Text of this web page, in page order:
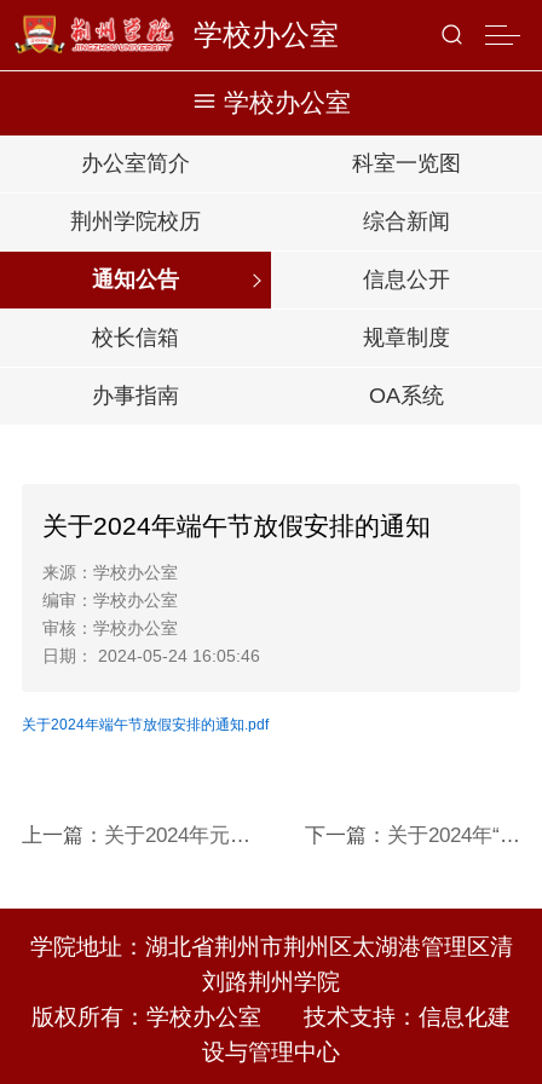
学校办公室
学校办公室
办公室简介 科室一览图
荆州学院校历 综合新闻
通知公告 信息公开
校长信箱 规章制度
办事指南 OA系统
关于2024年端午节放假安排的通知
来源：学校办公室
编审：学校办公室
审核：学校办公室
日期： 2024-05-24 16:05:46
关于2024年端午节放假安排的通知.pdf
上一篇： 关于2024年元旦
下一篇： 关于2024年“五
学院地址：湖北省荆州市荆州区太湖港管理区清
刘路荆州学院
版权所有：学校办公室 技术支持：信息化建
设与管理中心